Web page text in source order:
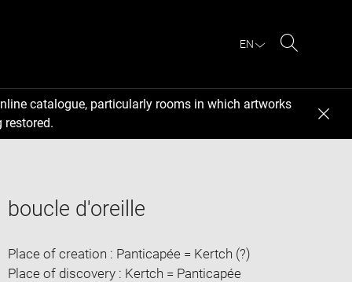
EN
catalogue, particularly rooms in which artworks
restored.
boucle d'oreille
Place of creation : Panticapée = Kertch (?)
Place of discovery : Kertch = Panticapée